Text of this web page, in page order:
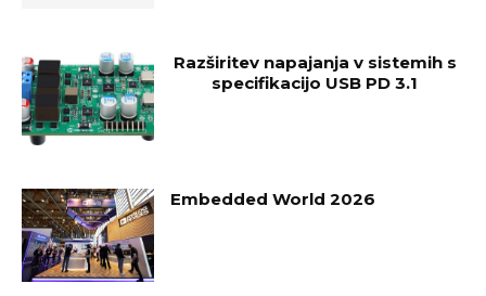
Razširitev napajanja v sistemih s
specifikacijo USB PD 3.1
Embedded World 2026